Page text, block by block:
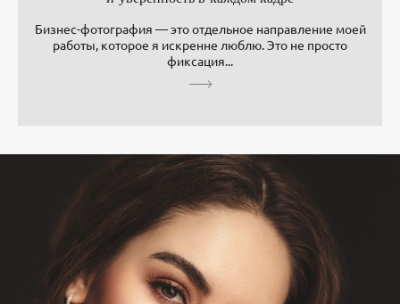
Бизнес-фотография — это отдельное направление моей
работы, которое я искренне люблю. Это не просто
фиксация...